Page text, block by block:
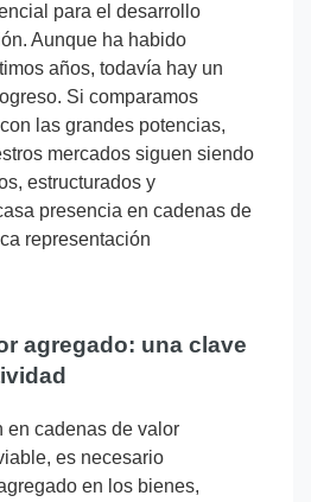
para el desarrollo
Aunque ha habido
años, todavía hay un
Si comparamos
las grandes potencias,
mercados siguen siendo
estructurados y
presencia en cadenas de
representación
agregado: una clave
en cadenas de valor
es necesario
en los bienes,